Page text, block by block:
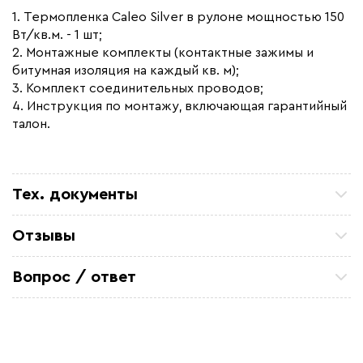
1. Термопленка Caleo Silver в рулоне мощностью 150
Вт/кв.м. - 1 шт;
2. Монтажные комплекты (контактные зажимы и
битумная изоляция на каждый кв. м);
3. Комплект соединительных проводов;
4. Инструкция по монтажу, включающая гарантийный
талон.
Тех. документы
полы Caleo
Отзывы
ТСЖ 15/43 Закупали кабель для очистных
коммуникаций. Все отлично. по цене и срокам
устроило
Вопрос / ответ